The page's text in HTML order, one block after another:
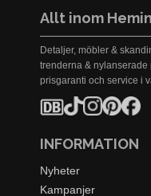
Allt inom
Detaljer, möbler &
trenderna &
prisgaranti och service i
INFORMATION
Nyheter
Kampanjer